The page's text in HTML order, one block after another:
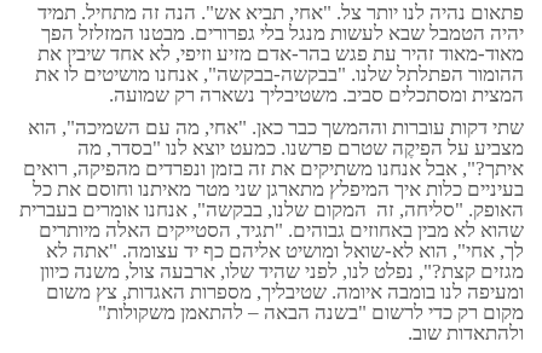
פתאום נהיה לנו יותר צל. "אחי, תביא אש". הנה זה מתחיל. תמיד
יהיה הטמבל שבא לעשות מנגל בלי גפרורים. מבטנו המזלזל הפך
מאוד-מאוד זהיר עת פגש בהר-אדם מזיע וזיפי, לא אחד שיבין את
ההומור הפתלתל שלנו. "בבקשה-בבקשה", אנחנו מושיטים לו את
המצית ומסתכלים סביב. משטיבליך נשארה רק שמועה.
שתי דקות עוברות וההמשך כבר כאן. "אחי, מה עם השמיכה", הוא
מצביע על הפיקֶה שטרם פרשנו. כמעט יוצא לנו "בסדר, מה
איתך?", אבל אנחנו משתיקים את זה בזמן ונפרדים מהפיקה, רואים
בעיניים כלות איך המיפלץ מתארגן שני מטר מאיתנו וחוסם את כל
האופק. "סליחה, זה המקום שלנו, בבקשה", אנחנו אומרים בעברית
שהוא לא מבין באחוזים גבוהים. "תגיד, הסטייקים האלה מיותרים
לך, אחי", הוא לא-שואל ומושיט אליהם כף יד עצומה. "אתה לא
מגזים קצת?", נפלט לנו, לפני שהיד שלו, ארבעה צול, משנה כיוון
ומעיפה לנו בומבה איומה. שטיבליך, מספרות האגדות, צץ משום
מקום רק כדי לרשום "בשנה הבאה – להתאמן משקולות"
ולהתאדות שוב.